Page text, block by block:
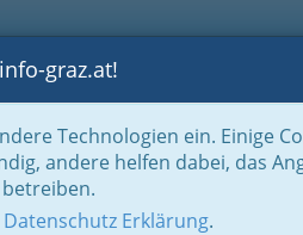
GASTRONOMIE BRANCHEN
graz.at!
Technologien ein. Einige
andere helfen dabei, das
Datenschutz Erklärung.